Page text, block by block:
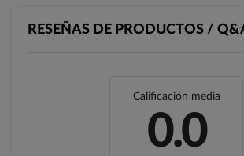
RESEÑAS DE PRODUCTOS /
Calificación media
0.0